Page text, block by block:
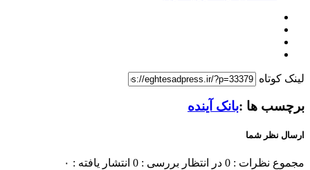
لینک کوتاه
برچسب ها :بانک آینده
ارسال نظر شما
مجموع نظرات : 0 در انتظار بررسی : 0 انتشار یافته : ۰